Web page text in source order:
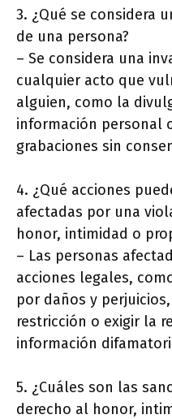
3. ¿Qué se considera
de una persona?
– Se considera una
cualquier acto que
alguien, como la
información personal
grabaciones sin
4. ¿Qué acciones
afectadas por una
honor, intimidad o
– Las personas
acciones legales,
por daños y
restricción o exigir la
información
5. ¿Cuáles son las
derecho al honor,